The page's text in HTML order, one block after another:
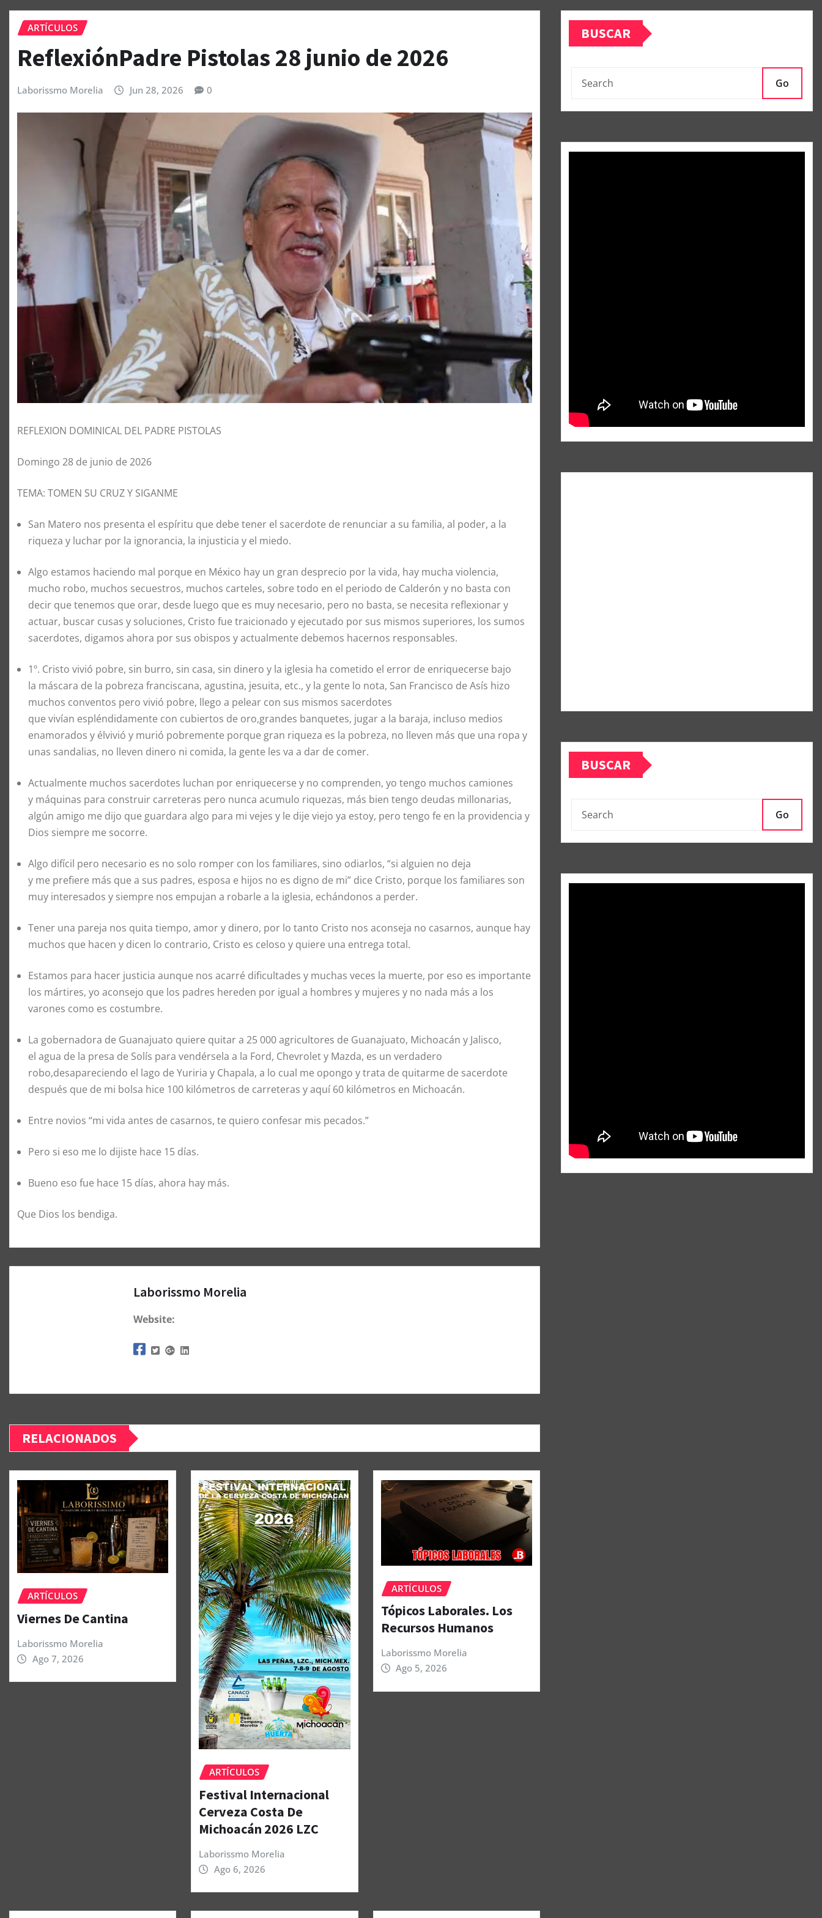
ARTÍCULOS
ReflexiónPadre Pistolas 28 junio de 2026
Laborissmo Morelia Jun 28, 2026 0
REFLEXION DOMINICAL DEL PADRE PISTOLAS
Domingo 28 de junio de 2026
TEMA: TOMEN SU CRUZ Y SIGANME
San Matero nos presenta el espíritu que debe tener el sacerdote de renunciar a su familia, al poder, a la
riqueza y luchar por la ignorancia, la injusticia y el miedo.
Algo estamos haciendo mal porque en México hay un gran desprecio por la vida, hay mucha violencia,
mucho robo, muchos secuestros, muchos carteles, sobre todo en el periodo de Calderón y no basta con
decir que tenemos que orar, desde luego que es muy necesario, pero no basta, se necesita reflexionar y
actuar, buscar cusas y soluciones, Cristo fue traicionado y ejecutado por sus mismos superiores, los sumos
sacerdotes, digamos ahora por sus obispos y actualmente debemos hacernos responsables.
1º. Cristo vivió pobre, sin burro, sin casa, sin dinero y la iglesia ha cometido el error de enriquecerse bajo
la máscara de la pobreza franciscana, agustina, jesuita, etc., y la gente lo nota, San Francisco de Asís hizo
muchos conventos pero vivió pobre, llego a pelear con sus mismos sacerdotes
que vivían espléndidamente con cubiertos de oro,grandes banquetes, jugar a la baraja, incluso medios
enamorados y élvivió y murió pobremente porque gran riqueza es la pobreza, no lleven más que una ropa y
unas sandalias, no lleven dinero ni comida, la gente les va a dar de comer.
Actualmente muchos sacerdotes luchan por enriquecerse y no comprenden, yo tengo muchos camiones
y máquinas para construir carreteras pero nunca acumulo riquezas, más bien tengo deudas millonarias,
algún amigo me dijo que guardara algo para mi vejes y le dije viejo ya estoy, pero tengo fe en la providencia y
Dios siempre me socorre.
Algo difícil pero necesario es no solo romper con los familiares, sino odiarlos, “si alguien no deja
y me prefiere más que a sus padres, esposa e hijos no es digno de mi” dice Cristo, porque los familiares son
muy interesados y siempre nos empujan a robarle a la iglesia, echándonos a perder.
Tener una pareja nos quita tiempo, amor y dinero, por lo tanto Cristo nos aconseja no casarnos, aunque hay
muchos que hacen y dicen lo contrario, Cristo es celoso y quiere una entrega total.
Estamos para hacer justicia aunque nos acarré dificultades y muchas veces la muerte, por eso es importante
los mártires, yo aconsejo que los padres hereden por igual a hombres y mujeres y no nada más a los
varones como es costumbre.
La gobernadora de Guanajuato quiere quitar a 25 000 agricultores de Guanajuato, Michoacán y Jalisco,
el agua de la presa de Solís para vendérsela a la Ford, Chevrolet y Mazda, es un verdadero
robo,desapareciendo el lago de Yuriria y Chapala, a lo cual me opongo y trata de quitarme de sacerdote
después que de mi bolsa hice 100 kilómetros de carreteras y aquí 60 kilómetros en Michoacán.
Entre novios “mi vida antes de casarnos, te quiero confesar mis pecados.”
Pero si eso me lo dijiste hace 15 días.
Bueno eso fue hace 15 días, ahora hay más.
Que Dios los bendiga.
Laborissmo Morelia
Website:
RELACIONADOS
ARTÍCULOS
Viernes De Cantina
Laborissmo Morelia
Ago 7, 2026
ARTÍCULOS
Festival Internacional
Cerveza Costa De
Michoacán 2026 LZC
Laborissmo Morelia
Ago 6, 2026
ARTÍCULOS
Tópicos Laborales. Los
Recursos Humanos
Laborissmo Morelia
Ago 5, 2026
BUSCAR
Go
BUSCAR
Go